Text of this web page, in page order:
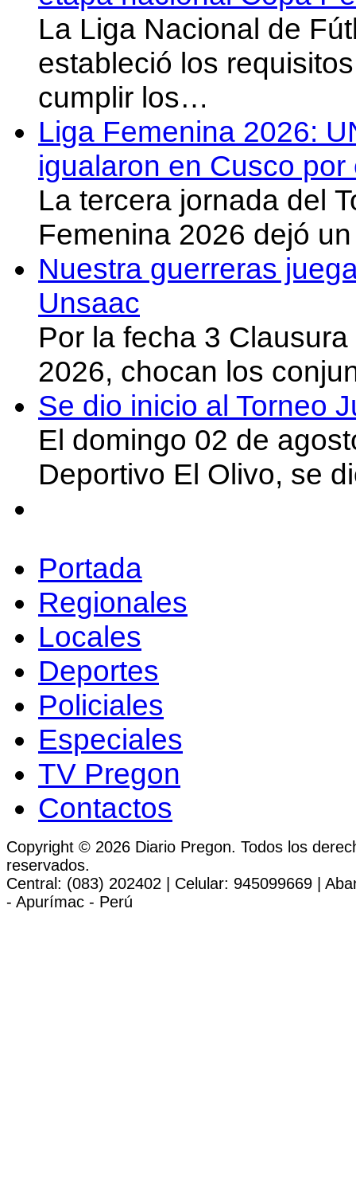
La Liga Nacional de
estableció los
cumplir los…
Liga Femenina 2026:
igualaron en Cusco
La tercera jornada del
Femenina 2026 dejó
Nuestra guerreras
Unsaac
Por la fecha 3
2026, chocan los
Se dio inicio al Torneo
El domingo 02 de
Deportivo El Olivo, se
Portada
Regionales
Locales
Deportes
Policiales
Especiales
TV Pregon
Contactos
Copyright © 2026 Diario Pregon. Todos los
reservados.
Central: (083) 202402 | Celular: 945099669 |
- Apurímac - Perú